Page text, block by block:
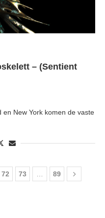
– (Sentient
en New York komen de vaste
72 73 … 89